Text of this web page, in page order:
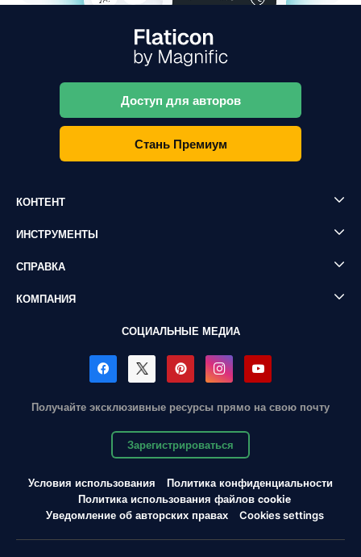
Доступ для авторов
Стань Премиум
КОНТЕНТ
ИНСТРУМЕНТЫ
СПРАВКА
КОМПАНИЯ
СОЦИАЛЬНЫЕ МЕДИА
Получайте эксклюзивные ресурсы прямо на свою почту
Зарегистрироваться
Условия использования
Политика конфиденциальности
Политика использования файлов cookie
Уведомление об авторских правах
Cookies settings